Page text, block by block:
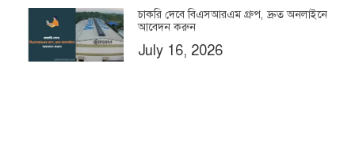
চাকরি দেবে বিএসআরএম গ্রুপ, দ্রুত অনলাইনে
আবেদন করুন
July 16, 2026